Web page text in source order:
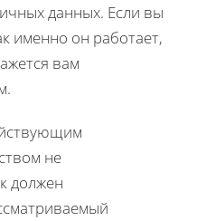
данных. Если вы
именно он работает,
вам
не
должен